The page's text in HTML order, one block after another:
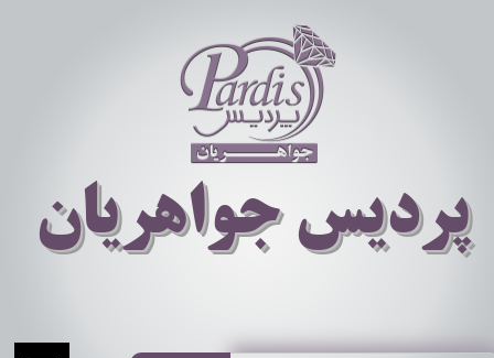
​​​​پردیس جواهریان